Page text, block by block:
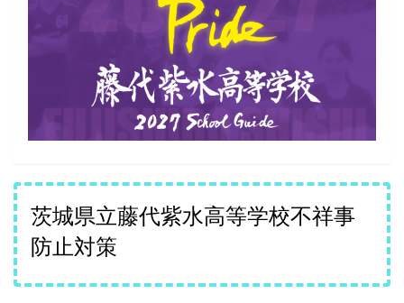
茨城県立藤代紫水高等学校不祥事
防止対策